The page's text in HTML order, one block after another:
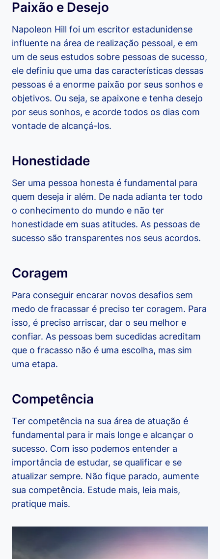
Paixão e Desejo
Napoleon Hill foi um escritor estadunidense
influente na área de realização pessoal, e em
um de seus estudos sobre pessoas de sucesso,
ele definiu que uma das características dessas
pessoas é a enorme paixão por seus sonhos e
objetivos. Ou seja, se apaixone e tenha desejo
por seus sonhos, e acorde todos os dias com
vontade de alcançá-los.
Honestidade
Ser uma pessoa honesta é fundamental para
quem deseja ir além. De nada adianta ter todo
o conhecimento do mundo e não ter
honestidade em suas atitudes. As pessoas de
sucesso são transparentes nos seus acordos.
Coragem
Para conseguir encarar novos desafios sem
medo de fracassar é preciso ter coragem. Para
isso, é preciso arriscar, dar o seu melhor e
confiar. As pessoas bem sucedidas acreditam
que o fracasso não é uma escolha, mas sim
uma etapa.
Competência
Ter competência na sua área de atuação é
fundamental para ir mais longe e alcançar o
sucesso. Com isso podemos entender a
importância de estudar, se qualificar e se
atualizar sempre. Não fique parado, aumente
sua competência. Estude mais, leia mais,
pratique mais.